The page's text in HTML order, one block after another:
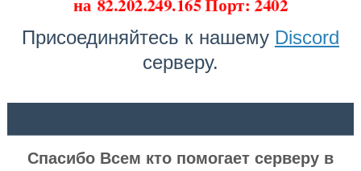
на 82.202.249.165 Порт: 2402
Присоединяйтесь к нашему Discord
серверу.
Спасибо Всем кто помогает серверу в